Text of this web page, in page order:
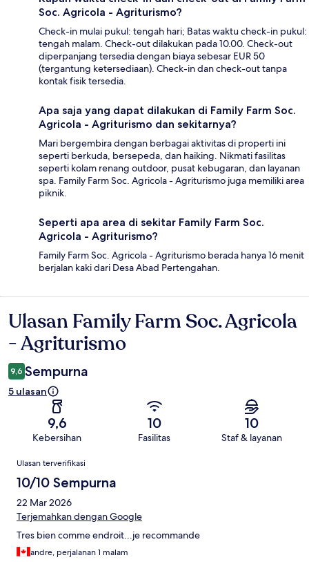
Soc. Agricola - Agriturismo?
Check-in mulai pukul: tengah hari; Batas waktu check-in pukul:
tengah malam. Check-out dilakukan pada 10.00. Check-out
diperpanjang tersedia dengan biaya sebesar EUR 50
(tergantung ketersediaan). Check-in dan check-out tanpa
kontak fisik tersedia.
Apa saja yang dapat dilakukan di Family Farm Soc.
Agricola - Agriturismo dan sekitarnya?
Mari bergembira dengan berbagai aktivitas di properti ini
seperti berkuda, bersepeda, dan haiking. Nikmati fasilitas
seperti kolam renang outdoor, pusat kebugaran, dan layanan
spa. Family Farm Soc. Agricola - Agriturismo juga memiliki area
piknik.
Seperti apa area di sekitar Family Farm Soc.
Agricola - Agriturismo?
Family Farm Soc. Agricola - Agriturismo berada hanya 16 menit
berjalan kaki dari Desa Abad Pertengahan.
Ulasan
Ulasan Family Farm Soc. Agricola
- Agriturismo
9,6 Sempurna
5 ulasan
9,6
Kebersihan
10
Fasilitas
10
Staf & layanan
Ulasan
Ulasan terverifikasi
10/10 Sempurna
22 Mar 2026
Terjemahkan dengan Google
Tres bien comme endroit...je recommande
andre, perjalanan 1 malam